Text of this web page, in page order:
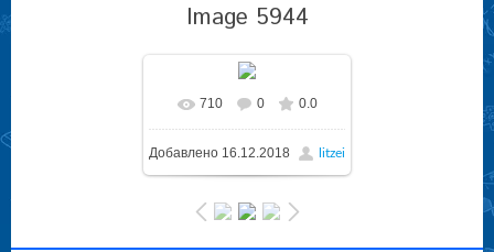
Image 5944
710 0 0.0
Добавлено 16.12.2018 litzei